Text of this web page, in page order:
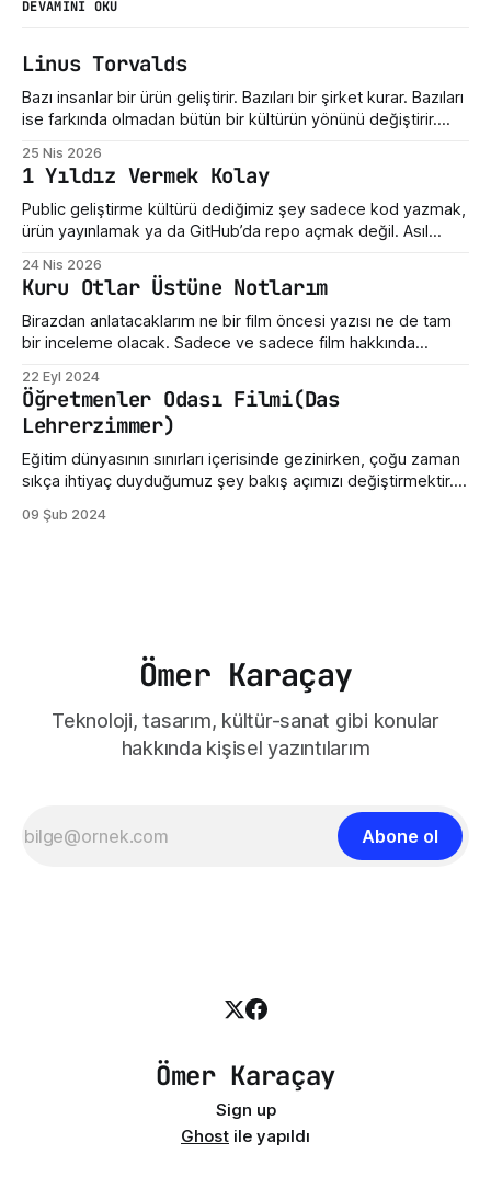
DEVAMINI OKU
Linus Torvalds
Bazı insanlar bir ürün geliştirir. Bazıları bir şirket kurar. Bazıları
ise farkında olmadan bütün bir kültürün yönünü değiştirir.
şey sadece bir işletim sistemi çekirdeği değil. Sunucuların,
telefonların, gömülü sistemlerin, süper bilgisayarların,
geliştirici araçlarının ve modern internet altyapısının sessiz
taşıyıcılarından biri. Ama hikayenin
25 Nis 2026
1 Yıldız Vermek Kolay
Public geliştirme kültürü dediğimiz şey sadece kod yazmak,
ürün yayınlamak ya da GitHub’da repo açmak değil. Asıl
gördüğümüzde ne yaptığımız. Eksik bir özellik fark
ettiğimizde nasıl konuştuğumuz. Bir geliştiricinin henüz
olgunlaşmamış fikrine verdiğimiz tepki. Maalesef bizde çoğu
zaman bu kültür destek
24 Nis 2026
Kuru Otlar Üstüne Notlarım
Birazdan anlatacaklarım ne bir film öncesi yazısı ne de tam
bir inceleme olacak. Sadece ve sadece film hakkında
Ceylan'ın son filmi "Kuru Otlar Üstüne" filmini izledim ve filmin
etkisi üzerimdeyken bir şeyler karalamak istedim. Açıkçası,
bu film beni
22 Eyl 2024
Öğretmenler Odası Filmi(Das
Lehrerzimmer)
Eğitim dünyasının sınırları içerisinde gezinirken, çoğu zaman
sıkça ihtiyaç duyduğumuz şey bakış açımızı değiştirmektir.
Öğretmenler Odası filmi, gerçek bir öğretmen odasının iç
09 Şub 2024
Ömer Karaçay
Teknoloji, tasarım, kültür-sanat gibi konular
hakkında kişisel yazıntılarım
Abone ol
Ömer Karaçay
Sign up
Ghost ile yapıldı